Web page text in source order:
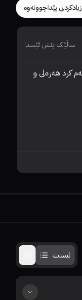
زیادکردنی پێداچوونەوە
ساڵێک پێش ئێستا
ئەوڕۆژەم بیرناچێ کەسەیری ئەم زنجیرەیەم کرد هەزەلی و
لیست